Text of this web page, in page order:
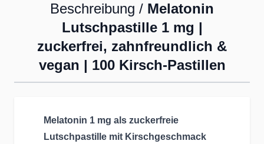
Beschreibung / Melatonin
Lutschpastille 1 mg |
zuckerfrei, zahnfreundlich &
vegan | 100 Kirsch-Pastillen
Melatonin 1 mg als zuckerfreie
Lutschpastille mit Kirschgeschmack